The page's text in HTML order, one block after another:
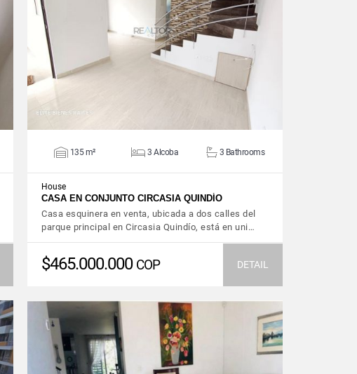
VIEW DETAILS
135 m² 3 Alcoba 3 Bathrooms
House
CASA EN CONJUNTO CIRCASIA QUINDÍO
Casa esquinera en venta, ubicada a dos calles del
parque principal en Circasia Quindío, está en uni…
$465.000.000 COP DETAIL